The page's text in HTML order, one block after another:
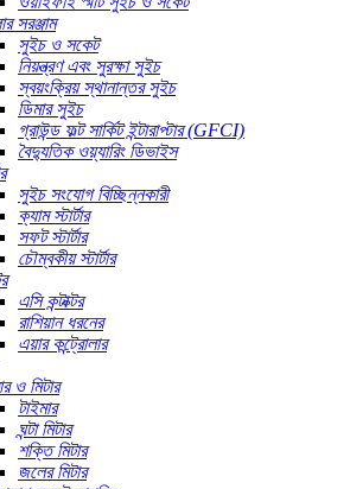
সরঞ্জাম
সুইচ ও সকেট
নিয়ন্ত্রণ এবং সুরক্ষা সুইচ
স্বয়ংক্রিয় স্থানান্তর সুইচ
ডিমার সুইচ
গ্রাউন্ড ফল্ট সার্কিট ইন্টারাপ্টার (GFCI)
বৈদ্যুতিক ওয়্যারিং ডিভাইস
সুইচ সংযোগ বিচ্ছিন্নকারী
ক্যাম স্টার্টার
সফট স্টার্টার
চৌম্বকীয় স্টার্টার
এসি কন্টাক্টর
রাশিয়ান ধরনের
এয়ার কন্ট্রোলার
ও মিটার
টাইমার
ঘন্টা মিটার
শক্তি মিটার
জলের মিটার